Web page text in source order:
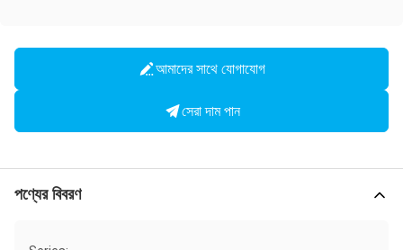
আমাদের সাথে যোগাযোগ
সেরা দাম পান
পণ্যের বিবরণ